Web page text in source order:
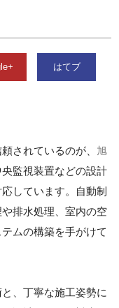
はてブ
されているのが、 旭
監視装置などの設計
しています。自動制
排水処理、室内の空
ムの構築を手がけて
、丁寧な施工姿勢に